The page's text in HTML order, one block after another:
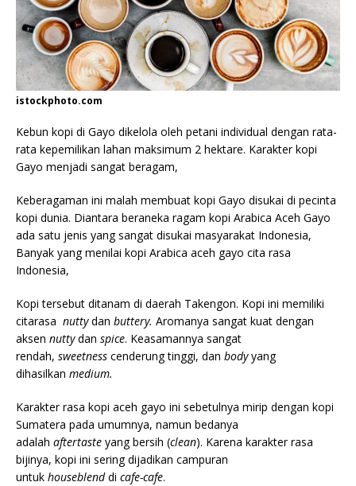
istockphoto.com
Kebun kopi di Gayo dikelola oleh petani individual dengan rata-
rata kepemilikan lahan maksimum 2 hektare. Karakter kopi
Gayo menjadi sangat beragam,
Keberagaman ini malah membuat kopi Gayo disukai di pecinta
kopi dunia. Diantara beraneka ragam kopi Arabica Aceh Gayo
ada satu jenis yang sangat disukai masyarakat Indonesia,
Banyak yang menilai kopi Arabica aceh gayo cita rasa
Indonesia,
Kopi tersebut ditanam di daerah Takengon. Kopi ini memiliki
citarasa nuttydan buttery. Aromanya sangat kuat dengan
aksen nuttydan spice. Keasamannya sangat
rendah, sweetness cenderung tinggi, dan bodyyang
dihasilkan medium.
Karakter rasa kopi aceh gayo ini sebetulnya mirip dengan kopi
Sumatera pada umumnya, namun bedanya
adalah aftertaste yang bersih (clean). Karena karakter rasa
bijinya, kopi ini sering dijadikan campuran
untuk houseblenddi cafe-cafe.